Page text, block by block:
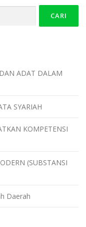
ADAT DALAM
SYARIAH
KOMPETENSI
(SUBSTANSI
Daerah